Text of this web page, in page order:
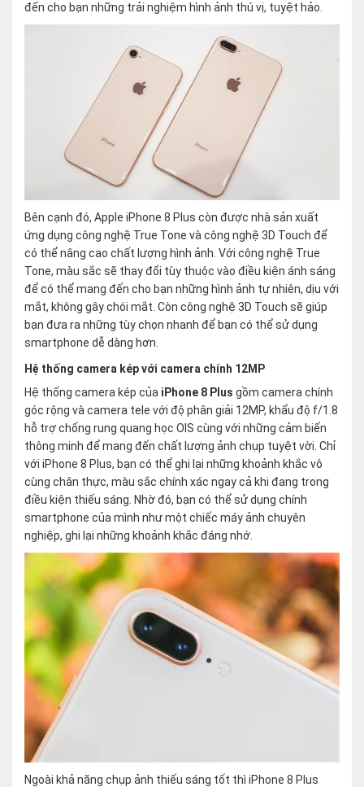
đến cho bạn những trải nghiệm hình ảnh thú vị, tuyệt hảo.
Bên cạnh đó, Apple iPhone 8 Plus còn được nhà sản xuất
ứng dụng công nghệ True Tone và công nghệ 3D Touch để
có thể nâng cao chất lượng hình ảnh. Với công nghệ True
Tone, màu sắc sẽ thay đổi tùy thuộc vào điều kiện ánh sáng
để có thể mang đến cho bạn những hình ảnh tự nhiên, dịu với
mắt, không gây chói mắt. Còn công nghệ 3D Touch sẽ giúp
bạn đưa ra những tùy chọn nhanh để bạn có thể sử dụng
smartphone dễ dàng hơn.
Hệ thống camera kép với camera chính 12MP
Hệ thống camera kép của iPhone 8 Plus gồm camera chính
góc rộng và camera tele với độ phân giải 12MP, khẩu độ f/1.8
hỗ trợ chống rung quang học OIS cùng với những cảm biến
thông minh để mang đến chất lượng ảnh chụp tuyệt vời. Chỉ
với iPhone 8 Plus, bạn có thể ghi lại những khoảnh khắc vô
cùng chân thực, màu sắc chính xác ngay cả khi đang trong
điều kiện thiếu sáng. Nhờ đó, bạn có thể sử dụng chính
smartphone của mình như một chiếc máy ảnh chuyên
nghiệp, ghi lại những khoảnh khắc đáng nhớ.
Ngoài khả năng chụp ảnh thiếu sáng tốt thì iPhone 8 Plus